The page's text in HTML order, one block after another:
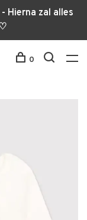
Hierna zal alles
0